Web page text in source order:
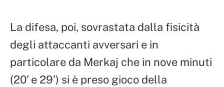
La difesa, poi, sovrastata dalla fisicità
degli attaccanti avversari e in
particolare da Merkaj che in nove minuti
(20’ e 29’) si è preso gioco della